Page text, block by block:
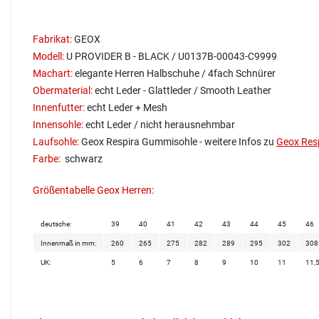
Fabrikat:GEOX
Modell: U PROVIDER B - BLACK / U0137B-00043-C9999
Machart:elegante Herren Halbschuhe / 4fach Schnürer
Obermaterial:echt Leder - Glattleder / Smooth Leather
Innenfutter:echt Leder + Mesh
Innensohle:echt Leder / nicht herausnehmbar
Laufsohle:Geox Respira Gummisohle - weitere Infos zu Geox
Farbe: schwarz
Größentabelle Geox Herren:
deutsche: 39 40 41 42 43 44 45 46
Innenmaß in mm: 260 265 275 282 289 295 302 308
UK: 5 6 7 8 9 10 11 11,5